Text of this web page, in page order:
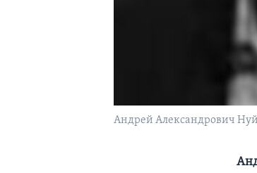
Андрей Александрович